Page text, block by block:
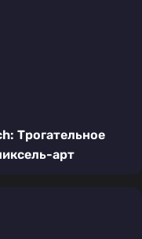
Трогательное
арт